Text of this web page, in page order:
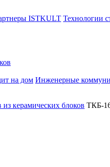
ISTKULT Технологии
на дом Инженерные
керамических блоков ТКБ-